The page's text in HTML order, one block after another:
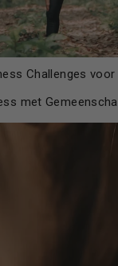
Challenges
met